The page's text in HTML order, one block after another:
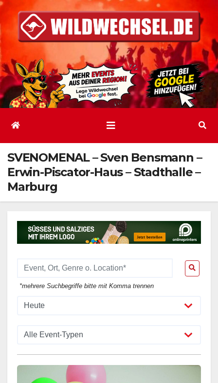
Inhalt
springen
SVENOMENAL – Sven Bensmann –
Erwin-Piscator-Haus – Stadthalle –
Marburg
*mehrere Suchbegriffe bitte mit Komma trennen